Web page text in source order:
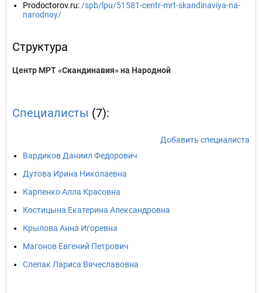
Prodoctorov.ru: /spb/lpu/51581-centr-mrt-skandinaviya-na-
narodnoy/
Структура
Центр МРТ «Скандинавия» на Народной
Специалисты (7):
Добавить специалиста
Вардиков Даниил Федорович
Дутова Ирина Николаевна
Карпенко Алла Красовна
Костицына Екатерина Александровна
Крылова Анна Игоревна
Магонов Евгений Петрович
Слепак Лариса Вячеславовна